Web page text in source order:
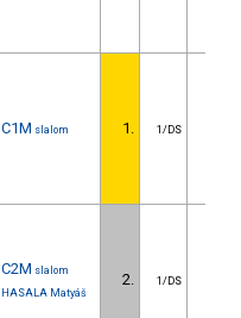
C1M slalom 1. 1/DS
C2M slalom
HASALA Matyáš
2. 1/DS